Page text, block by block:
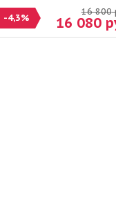
-4,3%
16 800
16 080